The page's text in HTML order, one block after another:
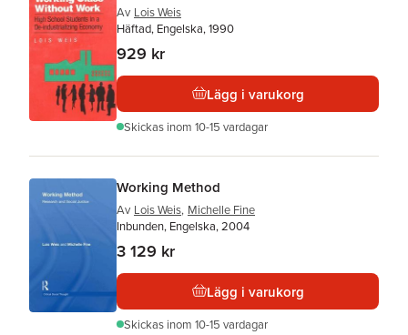
Av Lois Weis
Häftad, Engelska, 1990
929 kr
Lägg i varukorg
Skickas inom 10-15 vardagar
Working Method
Av Lois Weis, Michelle Fine
Inbunden, Engelska, 2004
3 129 kr
Lägg i varukorg
Skickas inom 10-15 vardagar